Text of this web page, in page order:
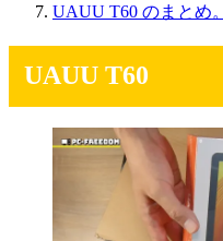
UAUU T60 のまとめ。
UAUU T60